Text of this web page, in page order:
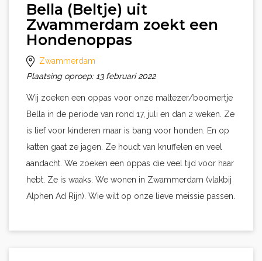
Bella (Beltje) uit
Zwammerdam zoekt een
Hondenoppas
Zwammerdam
Plaatsing oproep: 13 februari 2022
Wij zoeken een oppas voor onze maltezer/boomertje
Bella in de periode van rond 17, juli en dan 2 weken. Ze
is lief voor kinderen maar is bang voor honden. En op
katten gaat ze jagen. Ze houdt van knuffelen en veel
aandacht. We zoeken een oppas die veel tijd voor haar
hebt. Ze is waaks. We wonen in Zwammerdam (vlakbij
Alphen Ad Rijn). Wie wilt op onze lieve meissie passen.